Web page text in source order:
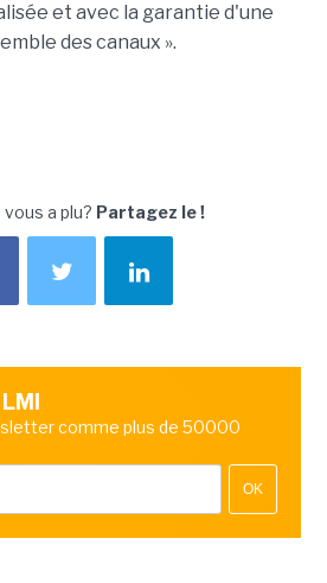
et avec la garantie d'une
des canaux ».
a plu? Partagez le !
comme plus de 50000
OK